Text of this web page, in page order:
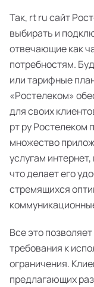
Так, rt ru сайт
выбирать и
отвечающие как
потребностям.
или тарифные
«Ростелеком»
для своих
рт ру Ростелеком
множество
услугам
что делает его
стремящихся
Все это
требования к
ограничения.
предлагающих